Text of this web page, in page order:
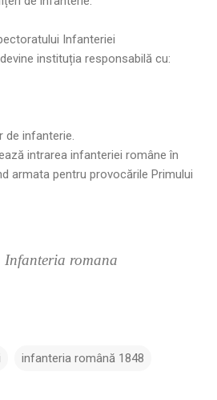
Infanteriei
instituția responsabilă cu:
de infanterie.
intrarea infanteriei române în
armata pentru provocările Primului
Infanteria romana
infanteria română 1848